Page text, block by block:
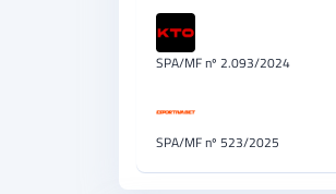
SPA/MF nº 2.093/2024
SPA/MF nº 523/2025